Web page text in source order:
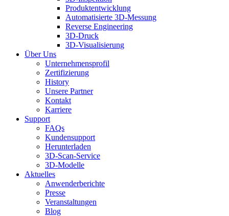
Produktentwicklung
Automatisierte 3D-Messung
Reverse Engineering
3D-Druck
3D-Visualisierung
Über Uns
Unternehmensprofil
Zertifizierung
History
Unsere Partner
Kontakt
Karriere
Support
FAQs
Kundensupport
Herunterladen
3D-Scan-Service
3D-Modelle
Aktuelles
Anwenderberichte
Presse
Veranstaltungen
Blog